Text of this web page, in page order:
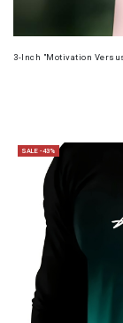
3-Inch "Motivation
SALE -43%